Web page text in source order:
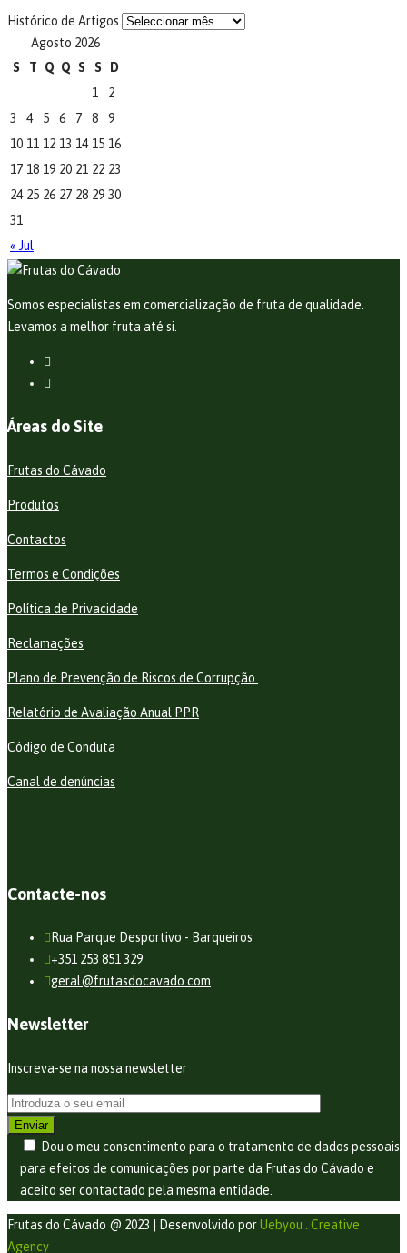
Histórico de Artigos
Agosto 2026
S
T Q Q S S D
« Jul
1
2
3
4 5 6 7 8
9
10 11 12 13 14 15 16
17 18 19 20 21 22 23
24 25 26 27 28 29 30
31
Somos especialistas em comercialização de fruta de qualidade.
Levamos a melhor fruta até si.
Áreas do Site
Frutas do Cávado
Produtos
Contactos
Termos e Condições
Política de Privacidade
Reclamações
Plano de Prevenção de Riscos de Corrupção
Relatório de Avaliação Anual PPR
Código de Conduta
Canal de denúncias
Contacte-nos
Rua Parque Desportivo - Barqueiros
+351 253 851 329
geral@frutasdocavado.com
Newsletter
Inscreva-se na nossa newsletter
Dou o meu consentimento para o tratamento de dados pessoais
para efeitos de comunicações por parte da Frutas do Cávado e
aceito ser contactado pela mesma entidade.
Frutas do Cávado @ 2023 | Desenvolvido porUebyou . Creative
Agency